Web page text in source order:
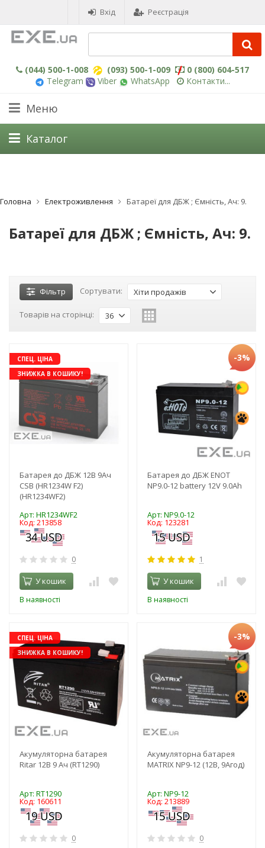
Вхід Реєстрація
(044) 500-1-008 (093) 500-1-009
0 (800) 604-517
Telegram
Viber WhatsApp Контакти...
Меню
Каталог
Головна Електроживлення Батареї для ДБЖ ; Ємність, Ач: 9.
Батареї для ДБЖ ; Ємність, Ач: 9.
Фільтр Сортувати: Хіти продажів
Товарів на сторінці: 36
СПЕЦ. ЦІНА
ЗНИЖКА В КОШИКУ!
Батарея до ДБЖ 12В 9Ач
CSB (HR1234W F2)
(HR1234WF2)
Арт: HR1234WF2
Код: 213858
0
У кошик
В наявності
-3%
Батарея до ДБЖ ENOT
NP9.0-12 battery 12V 9.0Ah
Арт: NP9.0-12
Код: 123281
1
У кошик
В наявності
СПЕЦ. ЦІНА
ЗНИЖКА В КОШИКУ!
Акумуляторна батарея
Ritar 12В 9 Ач (RT1290)
Арт: RT1290
Код: 160611
0
-3%
Акумуляторна батарея
MATRIX NP9-12 (12В, 9Агод)
Арт: NP9-12
Код: 213889
0